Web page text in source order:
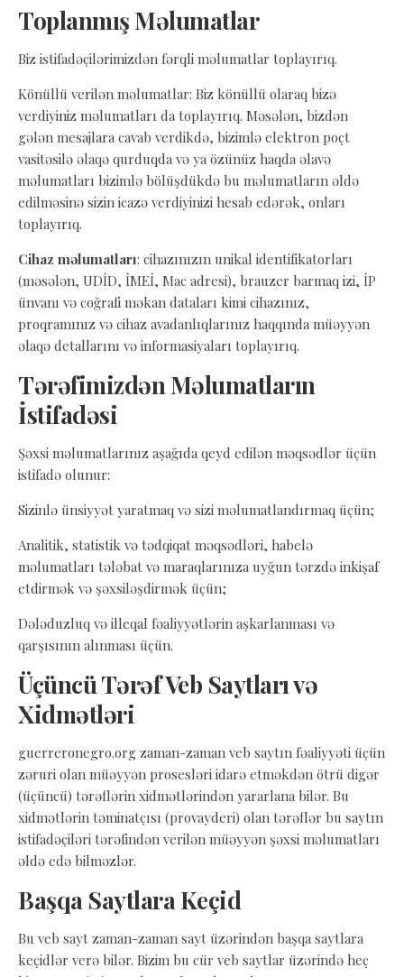
Toplanmış Məlumatlar
Biz istifadəçilərimizdən fərqli məlumatlar toplayırıq.
Könüllü verilən məlumatlar: Biz könüllü olaraq bizə
verdiyiniz məlumatları da toplayırıq. Məsələn, bizdən
gələn mesajlara cavab verdikdə, bizimlə elektron poçt
vasitəsilə əlaqə qurduqda və ya özünüz haqda əlavə
məlumatları bizimlə bölüşdükdə bu məlumatların əldə
edilməsinə sizin icazə verdiyinizi hesab edərək, onları
toplayırıq.
Cihaz məlumatları: cihazınızın unikal identifikatorları
(məsələn, UDİD, İMEİ, Mac adresi), brauzer barmaq izi, İP
ünvanı və coğrafi məkan dataları kimi cihazınız,
proqramınız və cihaz avadanlıqlarınız haqqında müəyyən
əlaqə detallarını və informasiyaları toplayırıq.
Tərəfimizdən Məlumatların
İstifadəsi
Şəxsi məlumatlarınız aşağıda qeyd edilən məqsədlər üçün
istifadə olunur:
Sizinlə ünsiyyət yaratmaq və sizi məlumatlandırmaq üçün;
Analitik, statistik və tədqiqat məqsədləri, habelə
məlumatları tələbat və maraqlarınıza uyğun tərzdə inkişaf
etdirmək və şəxsiləşdirmək üçün;
Dələduzluq və illeqal fəaliyyətlərin aşkarlanması və
qarşısının alınması üçün.
Üçüncü Tərəf Veb Saytları və
Xidmətləri
guerreronegro.org zaman-zaman veb saytın fəaliyyəti üçün
zəruri olan müəyyən prosesləri idarə etməkdən ötrü digər
(üçüncü) tərəflərin xidmətlərindən yararlana bilər. Bu
xidmətlərin təminatçısı (provayderi) olan tərəflər bu saytın
istifadəçiləri tərəfindən verilən müəyyən şəxsi məlumatları
əldə edə bilməzlər.
Başqa Saytlara Keçid
Bu veb sayt zaman-zaman sayt üzərindən başqa saytlara
keçidlər verə bilər. Bizim bu cür veb saytlar üzərində heç